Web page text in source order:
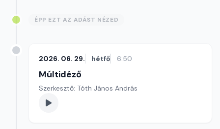
ÉPP EZT AZ ADÁST NÉZED
2026. 06. 29. hétfő 6:50
Múltidéző
Szerkesztő: Tóth János András